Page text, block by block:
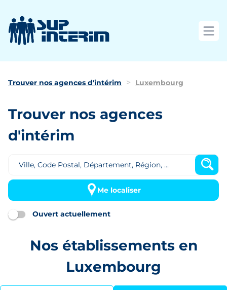
Trouver nos agences d'intérim Luxembourg
Trouver nos agences
d'intérim
Me localiser
Ouvert actuellement
Nos établissements en
Luxembourg